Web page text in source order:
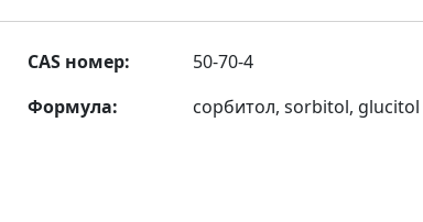
CAS номер:
50-70-4
Формула:
сорбитол, sorbitol, glucitol